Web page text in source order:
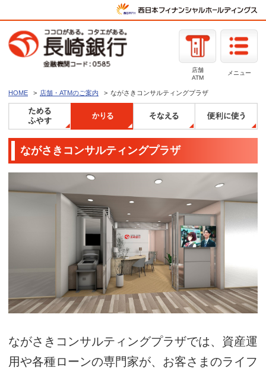
店舗
ATM
メニュー
HOME 店舗・ATMのご案内 ながさきコンサルティングプラザ
ながさきコンサルティングプラザ
ながさきコンサルティングプラザでは、資産運
用や各種ローンの専門家が、お客さまのライフ